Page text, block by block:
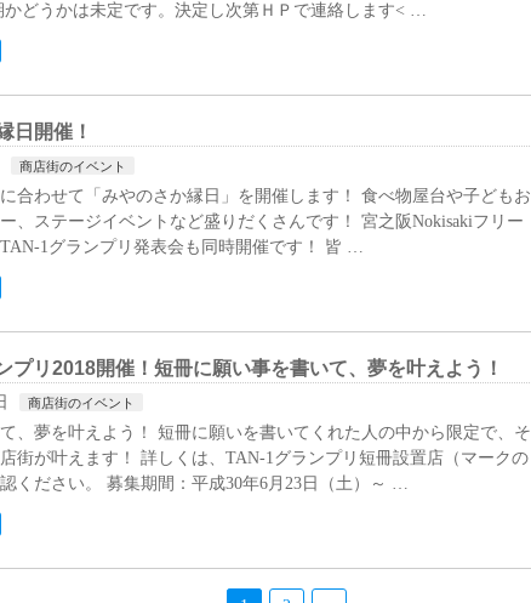
かどうかは未定です。決定し次第ＨＰで連絡します< …
日開催！
商店街のイベント
合わせて「みやのさか縁日」を開催します！ 食べ物屋台や子どもお
、ステージイベントなど盛りだくさんです！ 宮之阪Nokisakiフリー
1グランプリ発表会も同時開催です！ 皆 …
プリ2018開催！短冊に願い事を書いて、夢を叶えよう！
商店街のイベント
、夢を叶えよう！ 短冊に願いを書いてくれた人の中から限定で、そ
街が叶えます！ 詳しくは、TAN-1グランプリ短冊設置店（マークの
ください。 募集期間：平成30年6月23日（土）～ …